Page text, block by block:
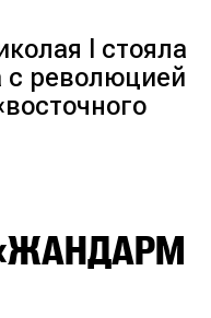
I стояла
с революцией
восточного